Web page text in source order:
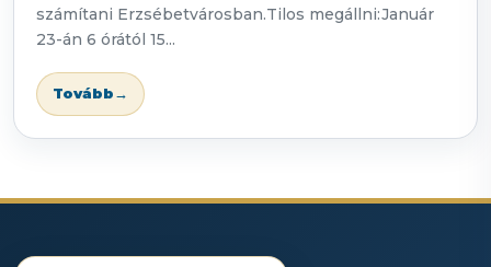
számítani Erzsébetvárosban.Tilos megállni:Január
23-án 6 órától 15...
Tovább→